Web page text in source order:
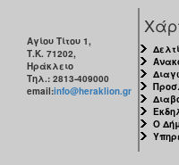
Αγίου Τίτου 1,
Τ.Κ. 71202,
Ηράκλειο
Τηλ.: 2813-409000
email:info@heraklion.gr
Ο